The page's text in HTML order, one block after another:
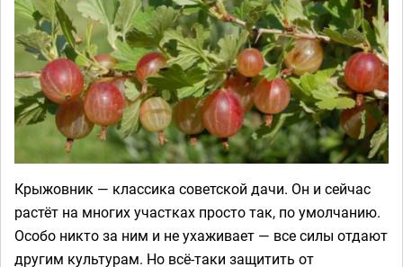
Крыжовник — классика советской дачи. Он и сейчас
растёт на многих участках просто так, по умолчанию.
Особо никто за ним и не ухаживает — все силы отдают
другим культурам. Но всё-таки защитить от